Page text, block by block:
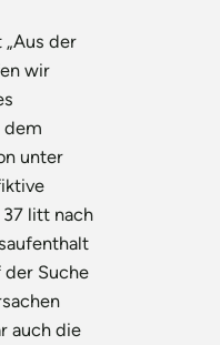
der
wir
dem
unter
37 litt nach
der Suche
auch die